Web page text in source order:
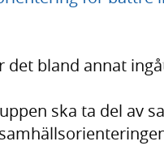
det bland annat
ska ta del av